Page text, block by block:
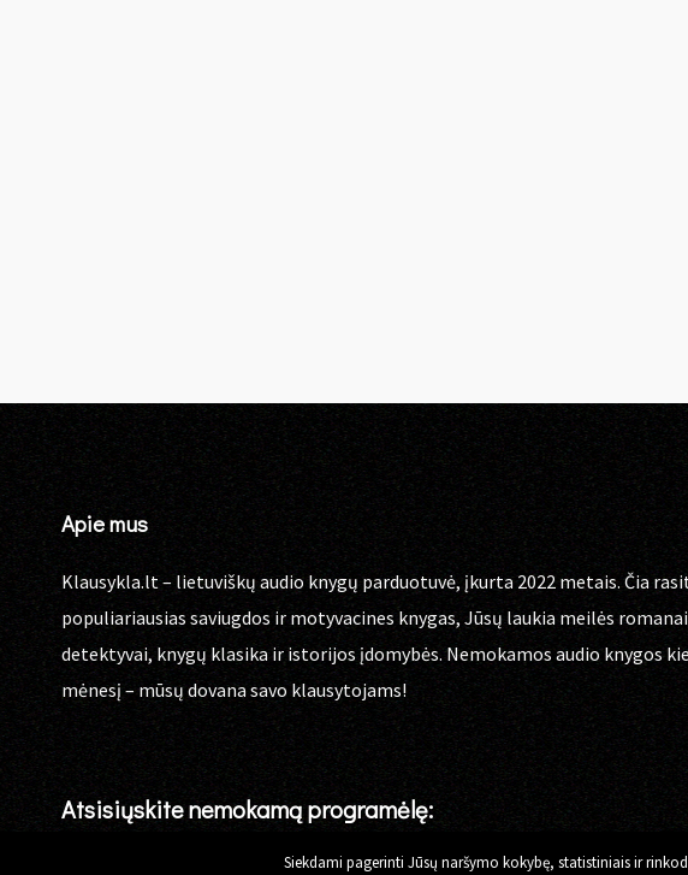
Siekdami pagerinti Jūsų naršymo kokybę, statistiniais ir
Apie mus
Klausykla.lt – lietuviškų audio knygų parduotuvė, įkurta 2022 metais. Čia
populiariausias saviugdos ir motyvacines knygas, Jūsų laukia meilės
detektyvai, knygų klasika ir istorijos įdomybės. Nemokamos audio knygos
mėnesį – mūsų dovana savo klausytojams!
Atsisiųskite nemokamą programėlę: